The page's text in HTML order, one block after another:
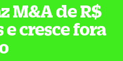
M&A de R$
cresce fora